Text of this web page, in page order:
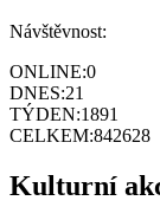
Návštěvnost:
ONLINE:0
DNES:21
TÝDEN:1891
CELKEM:842628
Kulturní